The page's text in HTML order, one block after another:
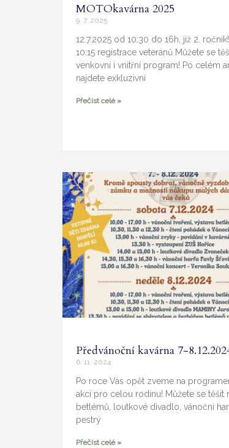
MOTOkavárna 2025
9. 7. 2025
12.7.2025 od 10:30 do 16h, již 2.
10:15 registrace veteránů Můžete se
venkovní i vnitřní program! Po celém
najdete exkluzivní
Přečíst celé »
Předvánoční kavárna 7-
6. 11. 2024
Po roce Vás opět zveme na
akci pro celou rodinu! Můžete se těšit
betlémů, loutkové divadlo, vánoční
pestrý
Přečíst celé »